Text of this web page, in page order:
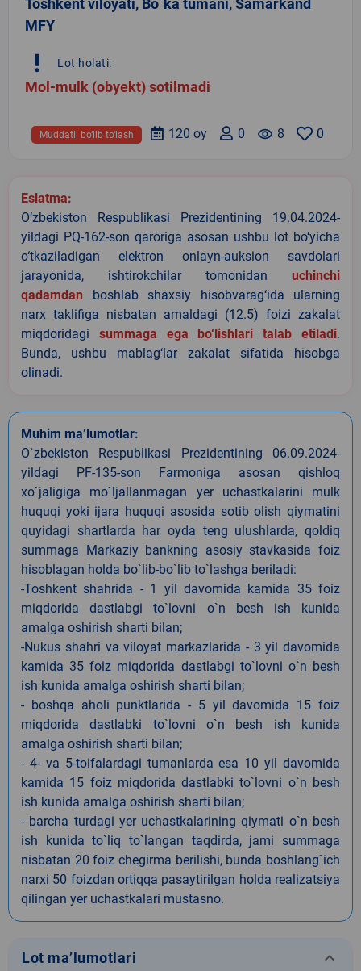
Toshkent viloyati, Bo`ka tumani, Samarkand
MFY
priority_high Lot holati:
Mol-mulk (obyekt) sotilmadi
0
remove_red_eye 8
0
120 oy
Muddatli bo‘lib to‘lash
Eslatma:
O‘zbekiston Respublikasi Prezidentining 19.04.2024-
yildagi PQ-162-son qaroriga asosan ushbu lot bo‘yicha
o‘tkaziladigan elektron onlayn-auksion savdolari
jarayonida, ishtirokchilar tomonidan uchinchi
qadamdan boshlab shaxsiy hisobvarag‘ida ularning
narx taklifiga nisbatan amaldagi (12.5) foizi zakalat
miqdoridagi summaga ega bo‘lishlari talab etiladi.
Bunda, ushbu mablag‘lar zakalat sifatida hisobga
olinadi.
Muhim ma’lumotlar:
O`zbekiston Respublikasi Prezidentining 06.09.2024-
yildagi PF-135-son Farmoniga asosan qishloq
xo`jaligiga mo`ljallanmagan yer uchastkalarini mulk
huquqi yoki ijara huquqi asosida sotib olish qiymatini
quyidagi shartlarda har oyda teng ulushlarda, qoldiq
summaga Markaziy bankning asosiy stavkasida foiz
hisoblagan holda bo`lib-bo`lib to`lashga beriladi:
-Toshkent shahrida - 1 yil davomida kamida 35 foiz
miqdorida dastlabgi to`lovni o`n besh ish kunida
amalga oshirish sharti bilan;
-Nukus shahri va viloyat markazlarida - 3 yil davomida
kamida 35 foiz miqdorida dastlabgi to`lovni o`n besh
ish kunida amalga oshirish sharti bilan;
- boshqa aholi punktlarida - 5 yil davomida 15 foiz
miqdorida dastlabki to`lovni o`n besh ish kunida
amalga oshirish sharti bilan;
- 4- va 5-toifalardagi tumanlarda esa 10 yil davomida
kamida 15 foiz miqdorida dastlabki to`lovni o`n besh
ish kunida amalga oshirish sharti bilan;
- barcha turdagi yer uchastkalarining qiymati o`n besh
ish kunida to`liq to`langan taqdirda, jami summaga
nisbatan 20 foiz chegirma berilishi, bunda boshlang`ich
narxi 50 foizdan ortiqqa pasaytirilgan holda realizatsiya
qilingan yer uchastkalari mustasno.
Lot ma’lumotlari keyboard_arrow_down